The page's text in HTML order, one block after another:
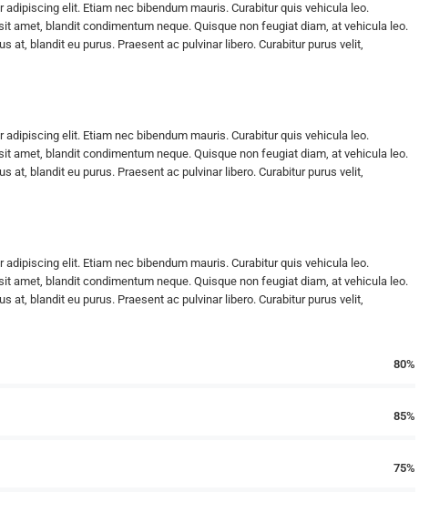
elit. Etiam nec bibendum mauris. Curabitur quis vehicula leo.
amet, blandit condimentum neque. Quisque non feugiat diam, at vehicula leo.
at, blandit eu purus. Praesent ac pulvinar libero. Curabitur purus velit,
elit. Etiam nec bibendum mauris. Curabitur quis vehicula leo.
amet, blandit condimentum neque. Quisque non feugiat diam, at vehicula leo.
at, blandit eu purus. Praesent ac pulvinar libero. Curabitur purus velit,
elit. Etiam nec bibendum mauris. Curabitur quis vehicula leo.
amet, blandit condimentum neque. Quisque non feugiat diam, at vehicula leo.
at, blandit eu purus. Praesent ac pulvinar libero. Curabitur purus velit,
80%
85%
75%